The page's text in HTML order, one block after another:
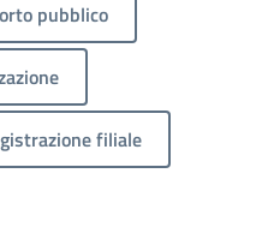
pubblico
filiale